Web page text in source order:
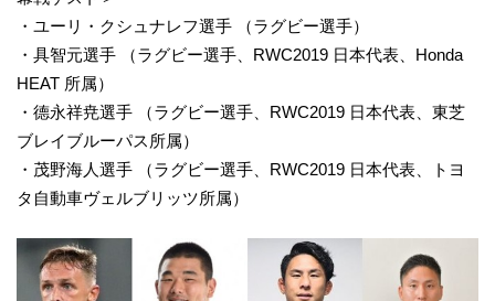
・ユーリ・クシュナレフ選手 （ラグビー選手）
・具智元選手 （ラグビー選手、RWC2019 日本代表、Honda
HEAT 所属）
・德永祥尭選手 （ラグビー選手、RWC2019 日本代表、東芝
ブレイブルーパス所属）
・茂野海人選手 （ラグビー選手、RWC2019 日本代表、トヨ
タ自動車ヴェルブリッツ所属）